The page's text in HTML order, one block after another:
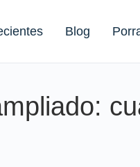
Blog